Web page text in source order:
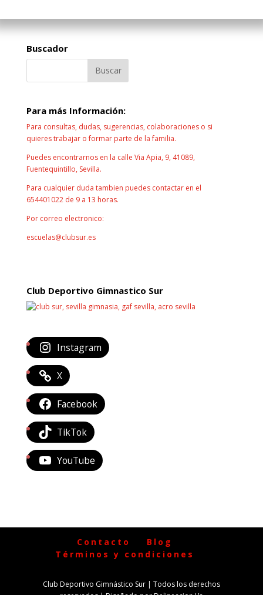
Buscador
Para más Información:
Para consultas, dudas, sugerencias, colaboraciones o si
quieres trabajar o formar parte de la familia.
Puedes encontrarnos en la calle Via Apia, 9, 41089,
Fuentequintillo, Sevilla.
Para cualquier duda tambien puedes contactar en el
654401022 de 9 a 13 horas.
Por correo electronico:
escuelas@clubsur.es
Club Deportivo Gimnastico Sur
Instagram
X
Facebook
TikTok
YouTube
Contacto
Blog
Términos y condiciones
Club Deportivo Gimnástico Sur | Todos los derechos